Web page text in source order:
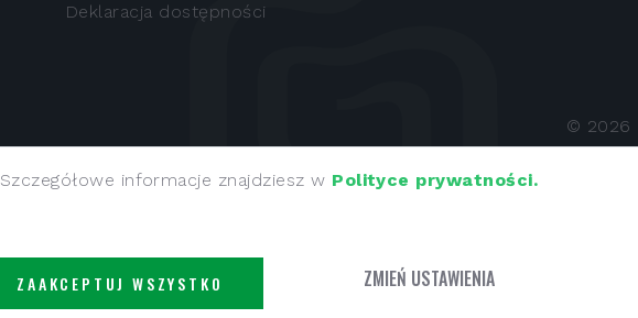
Szczegółowe informacje znajdziesz w Polityce prywatności.
ZAAKCEPTUJ WSZYSTKO ZMIEŃ USTAWIENIA
Deklaracja dostępności
© 2026
7370003997, REGON: 000499353